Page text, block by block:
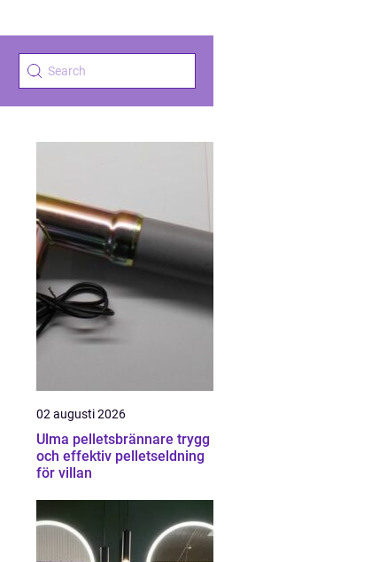
02 augusti 2026
Ulma pelletsbrännare trygg
och effektiv pelletseldning
för villan